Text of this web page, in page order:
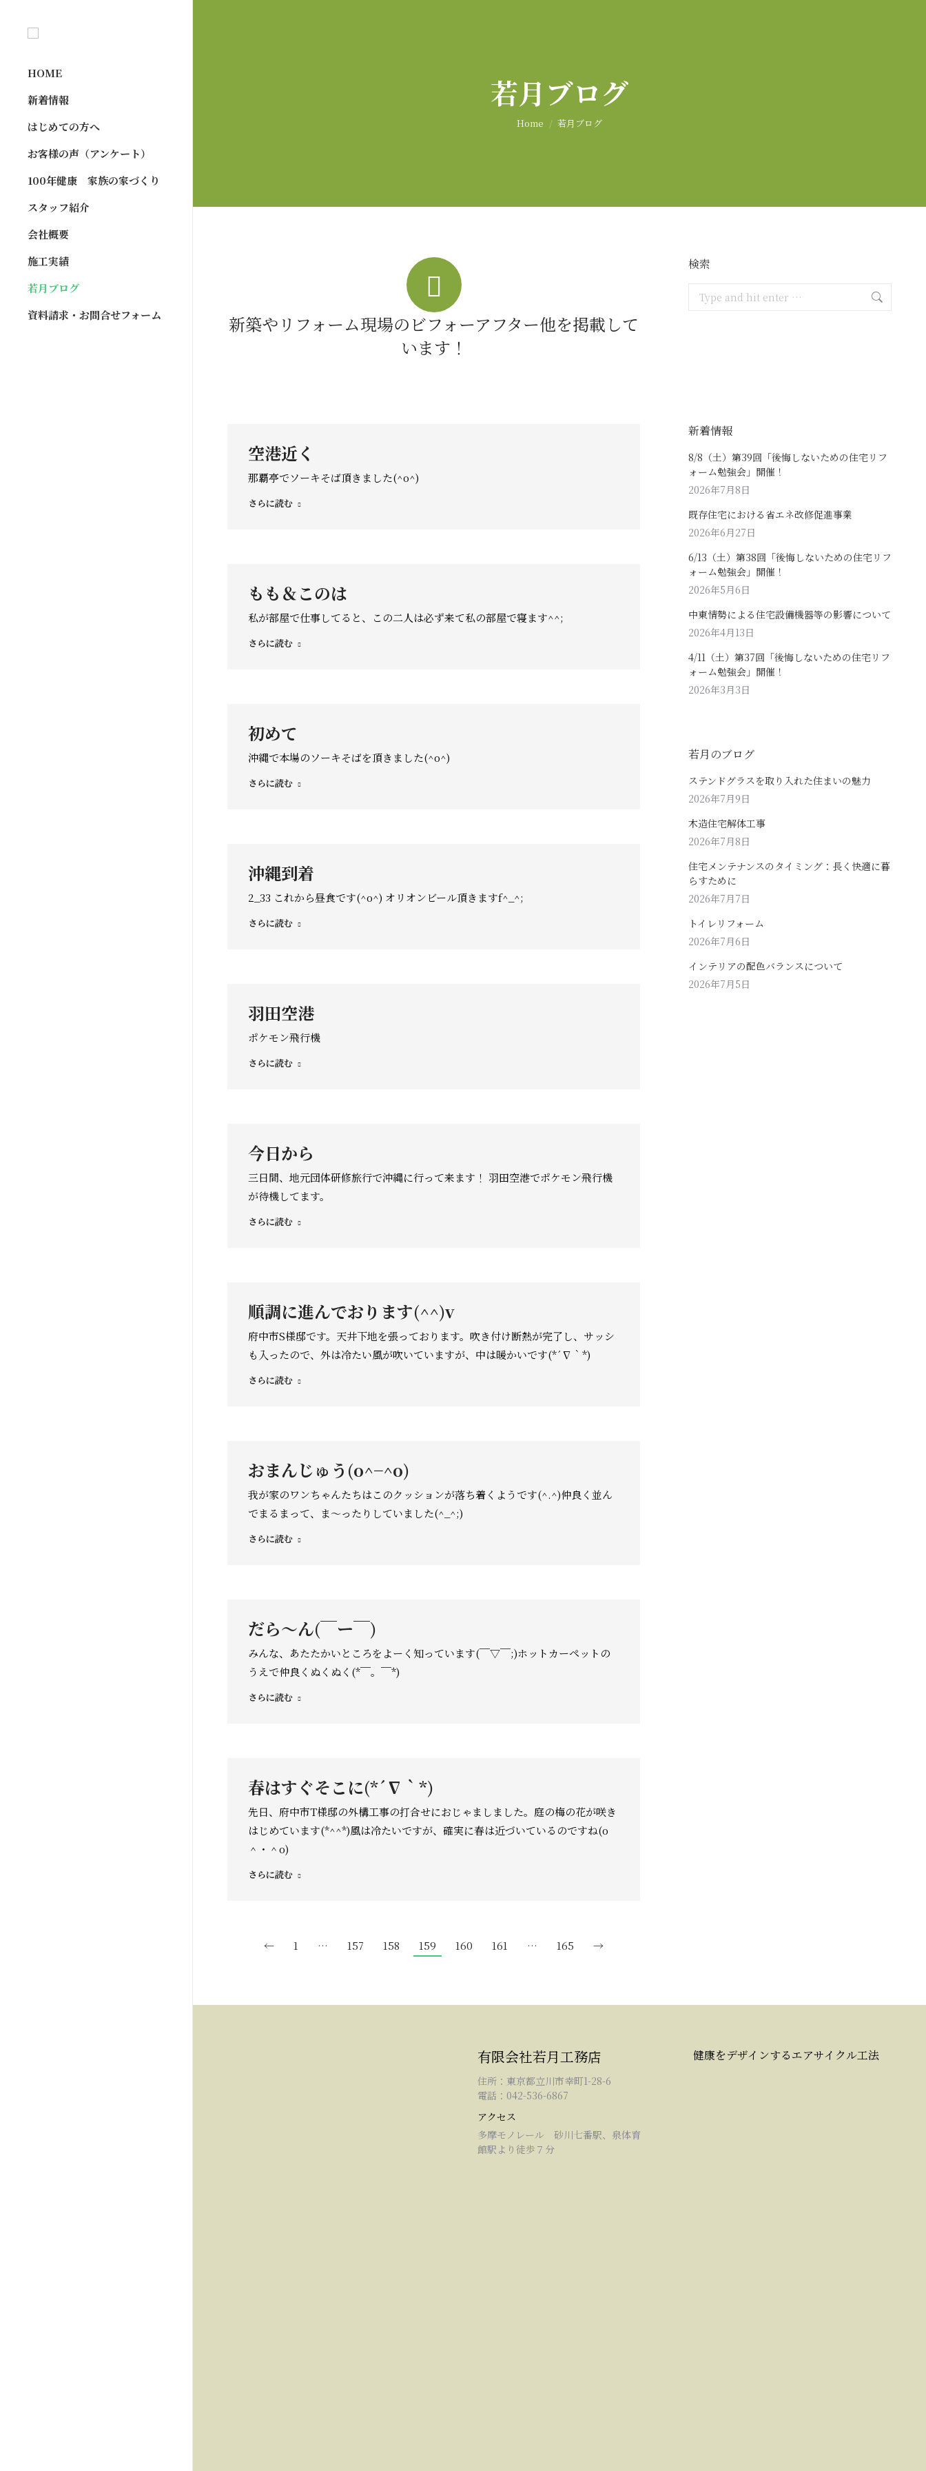
HOME
新着情報
はじめての方へ
お客様の声（アンケート）
100年健康 家族の家づくり
スタッフ紹介
会社概要
施工実績
若月ブログ
資料請求・お問合せフォーム
若月ブログ
You are here:
Home 若月ブログ
新築やリフォーム現場のビフォーアフター他を掲載して
います！
空港近く
那覇亭でソーキそば頂きました(^o^)
さらに読む
もも＆このは
私が部屋で仕事してると、この二人は必ず来て私の部屋で寝ます^^;
さらに読む
初めて
沖縄で本場のソーキそばを頂きました(^o^)
さらに読む
沖縄到着
2_33 これから昼食です(^o^) オリオンビール頂きますf^_^;
さらに読む
羽田空港
ポケモン飛行機
さらに読む
今日から
三日間、地元団体研修旅行で沖縄に行って来ます！ 羽田空港でポケモン飛行機
が待機してます。
さらに読む
順調に進んでおります(^^)v
府中市S様邸です。天井下地を張っております。吹き付け断熱が完了し、サッシ
も入ったので、外は冷たい風が吹いていますが、中は暖かいです(*´∇｀*)
さらに読む
おまんじゅう(o^−^o)
我が家のワンちゃんたちはこのクッションが落ち着くようです(^.^)仲良く並ん
でまるまって、ま〜ったりしていました(^_^;)
さらに読む
だら〜ん(￣ー￣)
みんな、あたたかいところをよーく知っています(￣▽￣;)ホットカーペットの
うえで仲良くぬくぬく(*￣。￣*)
さらに読む
春はすぐそこに(*´∇｀*)
先日、府中市T様邸の外構工事の打合せにおじゃましました。庭の梅の花が咲き
はじめています(*^^*)風は冷たいですが、確実に春は近づいているのですね(o
＾・＾o)
さらに読む
← 1 … 157 158 159 160 161 … 165 →
検索
新着情報
8/8（土）第39回「後悔しないための住宅リフ
ォーム勉強会」開催！
2026年7月8日
既存住宅における省エネ改修促進事業
2026年6月27日
6/13（土）第38回「後悔しないための住宅リフ
ォーム勉強会」開催！
2026年5月6日
中東情勢による住宅設備機器等の影響について
2026年4月13日
4/11（土）第37回「後悔しないための住宅リフ
ォーム勉強会」開催！
2026年3月3日
若月のブログ
ステンドグラスを取り入れた住まいの魅力
2026年7月9日
木造住宅解体工事
2026年7月8日
住宅メンテナンスのタイミング：長く快適に暮
らすために
2026年7月7日
トイレリフォーム
2026年7月6日
インテリアの配色バランスについて
2026年7月5日
有限会社若月工務店
住所：東京都立川市幸町1-28-6
電話：042-536-6867
アクセス
多摩モノレール 砂川七番駅、泉体育
館駅より徒歩７分
健康をデザインするエアサイクル工法